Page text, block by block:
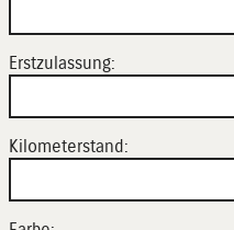
Erstzulassung:
Kilometerstand: